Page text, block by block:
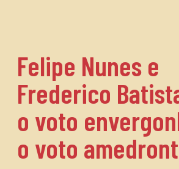
Felipe Nunes e
Frederico
o voto
o voto